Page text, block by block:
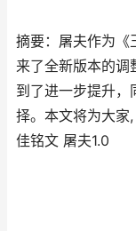
摘要：屠夫作为《
来了全新版本的调
到了进一步提升，
择。本文将为大家
佳铭文 屠夫1.0